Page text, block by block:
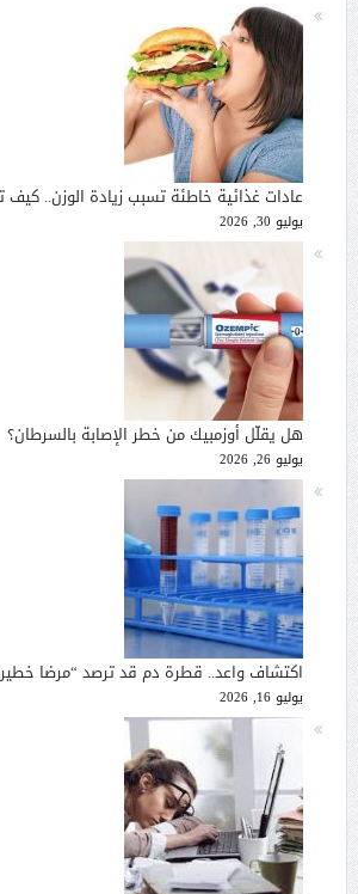
عادات غذائية خاطئة تسبب زيادة الوزن.. كيف
يوليو 30, 2026
هل يقلّل أوزمبيك من خطر الإصابة بالسرطان؟
يوليو 26, 2026
اكتشاف واعد.. قطرة دم قد ترصد “مرضا
يوليو 16, 2026